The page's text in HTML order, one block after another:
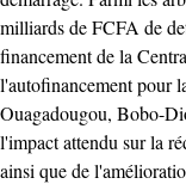
milliards de FCFA de
financement de la
l'autofinancement pour
Ouagadougou, Bobo-
l'impact attendu sur la
ainsi que de